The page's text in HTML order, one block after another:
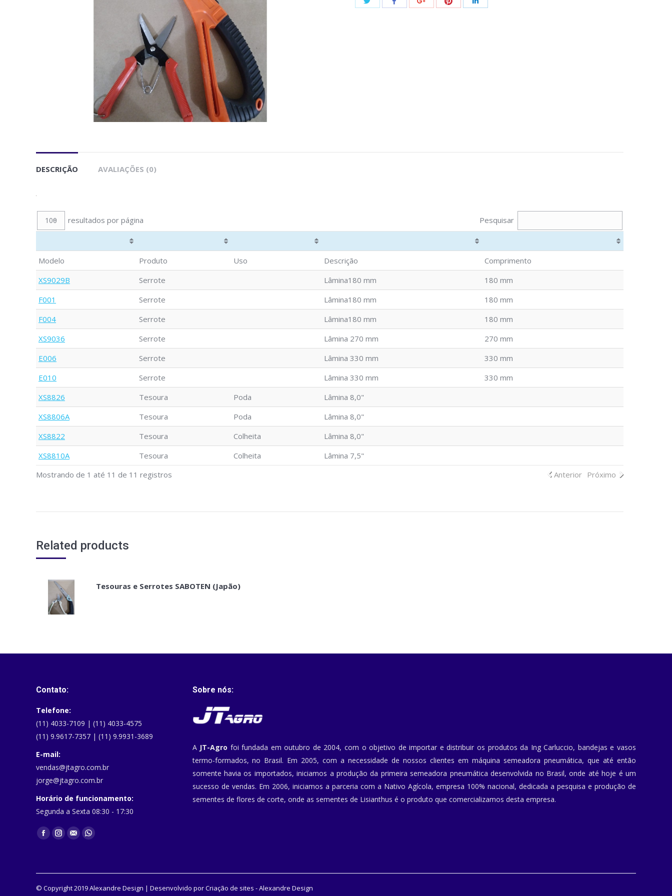
DESCRIÇÃO AVALIAÇÕES (0)
resultados por página Pesquisar
Modelo Produto Uso Descrição
Comprimento
XS9029B
Serrote Lâmina180 mm
180 mm
F001
Serrote Lâmina180 mm
180 mm
F004
Serrote Lâmina180 mm
180 mm
XS9036
Serrote Lâmina 270 mm
270 mm
E006
Serrote Lâmina 330 mm
330 mm
E010
Serrote Lâmina 330 mm
330 mm
XS8826
Tesoura Poda
Lâmina 8,0"
XS8806A
Tesoura Poda
Lâmina 8,0"
XS8822
Tesoura Colheita
Lâmina 8,0"
XS8810A
Tesoura Colheita
Lâmina 7,5"
Mostrando de 1 até 11 de 11 registros
Anterior Próximo
Related products
Tesouras e Serrotes SABOTEN (Japão)
Contato:
Telefone:
(11) 4033-7109 | (11) 4033-4575
(11) 9.9617-7357 | (11) 9.9931-3689
E-mail:
vendas@jtagro.com.br
jorge@jtagro.com.br
Horário de funcionamento:
Segunda a Sexta 08:30 - 17:30
Encontre-nos em:
FacebookInstagram
MailWhatsapp
Sobre nós:
A JT-Agro foi fundada em outubro de 2004, com o objetivo de importar e distribuir os produtos da Ing Carluccio, bandejas e vasos
termo-formados, no Brasil. Em 2005, com a necessidade de nossos clientes em máquina semeadora pneumática, que até então
somente havia os importados, iniciamos a produção da primeira semeadora pneumática desenvolvida no Brasil, onde até hoje é um
sucesso de vendas. Em 2006, iniciamos a parceria com a Nativo Agícola, empresa 100% nacional, dedicada a pesquisa e produção de
sementes de flores de corte, onde as sementes de Lisianthus é o produto que comercializamos desta empresa.
© Copyright 2019 Alexandre Design | Desenvolvido porCriação de sites - Alexandre Design